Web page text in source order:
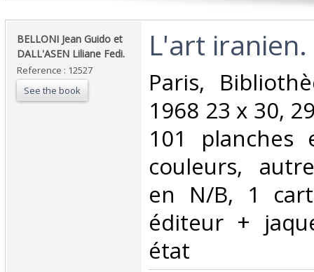
‎BELLONI Jean Guido et
DALL'ASEN Liliane Fedi.‎
Reference : 12527
See the book
‎L'art iranien.‎
‎Paris,
1968 23 x 30,
101
couleurs,
en N/B, 1
éditeur +
état‎